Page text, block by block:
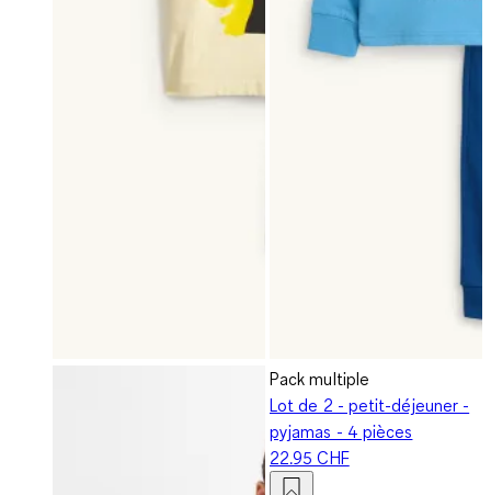
Pack multiple
Lot de 2 - petit-déjeuner -
pyjamas - 4 pièces
22.95 CHF